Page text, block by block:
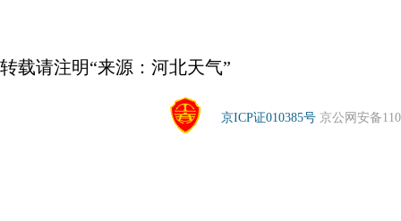
转载请注明“来源：河北天气”
京ICP证010385号 京公网安备